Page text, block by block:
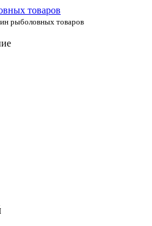
рыболовных товаров